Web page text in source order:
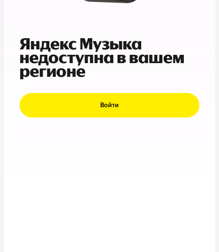
Яндекс Музыка
недоступна в вашем
регионе
Войти